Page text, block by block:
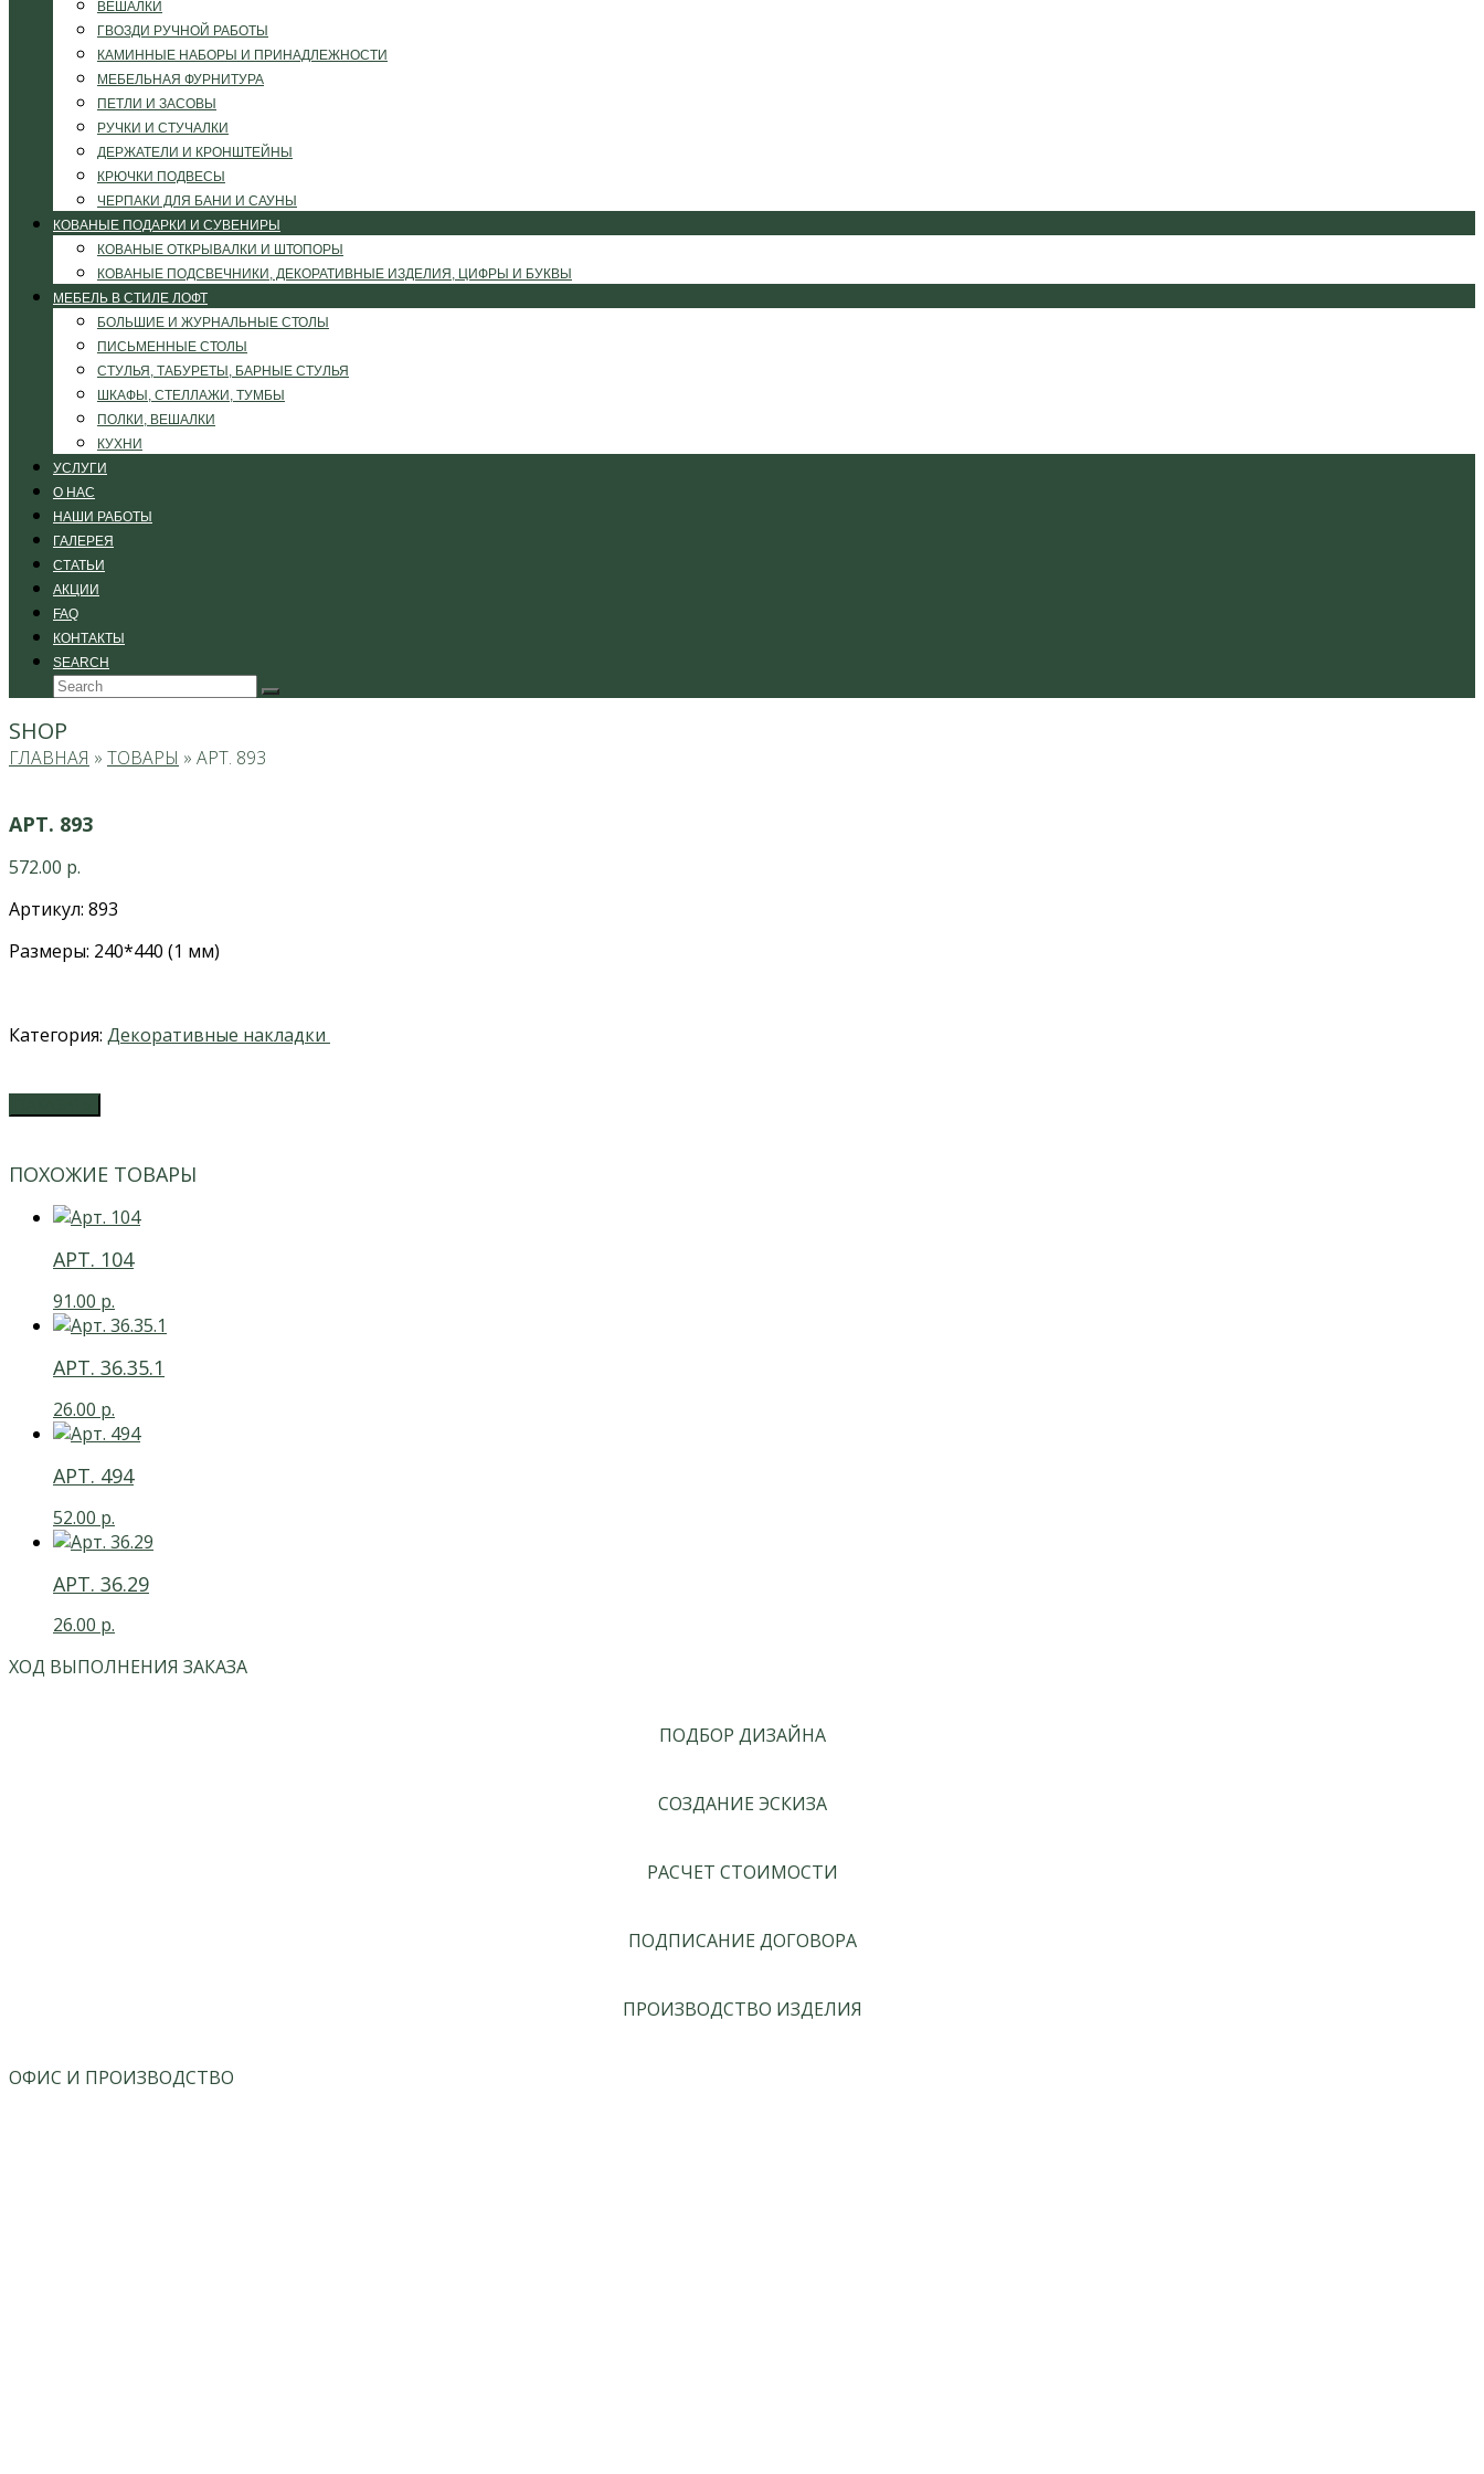
ВЕШАЛКИ
ГВОЗДИ РУЧНОЙ РАБОТЫ
КАМИННЫЕ НАБОРЫ И ПРИНАДЛЕЖНОСТИ
МЕБЕЛЬНАЯ ФУРНИТУРА
ПЕТЛИ И ЗАСОВЫ
РУЧКИ И СТУЧАЛКИ
ДЕРЖАТЕЛИ И КРОНШТЕЙНЫ
КРЮЧКИ ПОДВЕСЫ
ЧЕРПАКИ ДЛЯ БАНИ И САУНЫ
КОВАНЫЕ ПОДАРКИ И СУВЕНИРЫ
КОВАНЫЕ ОТКРЫВАЛКИ И ШТОПОРЫ
КОВАНЫЕ ПОДСВЕЧНИКИ, ДЕКОРАТИВНЫЕ ИЗДЕЛИЯ, ЦИФРЫ И БУКВЫ
МЕБЕЛЬ В СТИЛЕ ЛОФТ
БОЛЬШИЕ И ЖУРНАЛЬНЫЕ СТОЛЫ
ПИСЬМЕННЫЕ СТОЛЫ
СТУЛЬЯ, ТАБУРЕТЫ, БАРНЫЕ СТУЛЬЯ
ШКАФЫ, СТЕЛЛАЖИ, ТУМБЫ
ПОЛКИ, ВЕШАЛКИ
КУХНИ
УСЛУГИ
О НАС
НАШИ РАБОТЫ
ГАЛЕРЕЯ
СТАТЬИ
АКЦИИ
FAQ
КОНТАКТЫ
SEARCH
Search
Submit
SHOP
ГЛАВНАЯ » ТОВАРЫ » АРТ. 893
АРТ. 893
572.00 р.
Артикул: 893
Размеры: 240*440 (1 мм)
Категория: Декоративные накладки
ПОХОЖИЕ ТОВАРЫ
АРТ. 104
91.00 р.
АРТ. 36.35.1
26.00 р.
АРТ. 494
52.00 р.
АРТ. 36.29
26.00 р.
ХОД ВЫПОЛНЕНИЯ ЗАКАЗА
ПОДБОР ДИЗАЙНА
СОЗДАНИЕ ЭСКИЗА
РАСЧЕТ СТОИМОСТИ
ПОДПИСАНИЕ ДОГОВОРА
ПРОИЗВОДСТВО ИЗДЕЛИЯ
ОФИС И ПРОИЗВОДСТВО